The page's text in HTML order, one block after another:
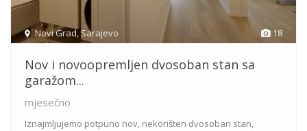
18
Novi Grad, Sarajevo
Nov i novoopremljen dvosoban stan sa
garažom...
mjesečno
Iznajmljujemo potpuno nov, nekorišten dvosoban stan,